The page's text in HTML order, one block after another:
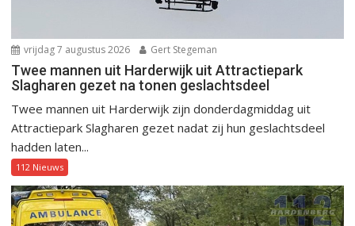
vrijdag 7 augustus 2026 Gert Stegeman
Twee mannen uit Harderwijk uit Attractiepark
Slagharen gezet na tonen geslachtsdeel
Twee mannen uit Harderwijk zijn donderdagmiddag uit
Attractiepark Slagharen gezet nadat zij hun geslachtsdeel
hadden laten...
112 Nieuws